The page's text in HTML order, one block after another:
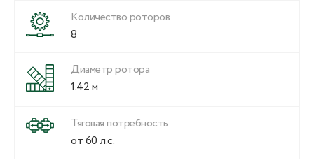
Количество роторов
8
Диаметр ротора
1.42 м
Тяговая потребность
от 60 л.с.